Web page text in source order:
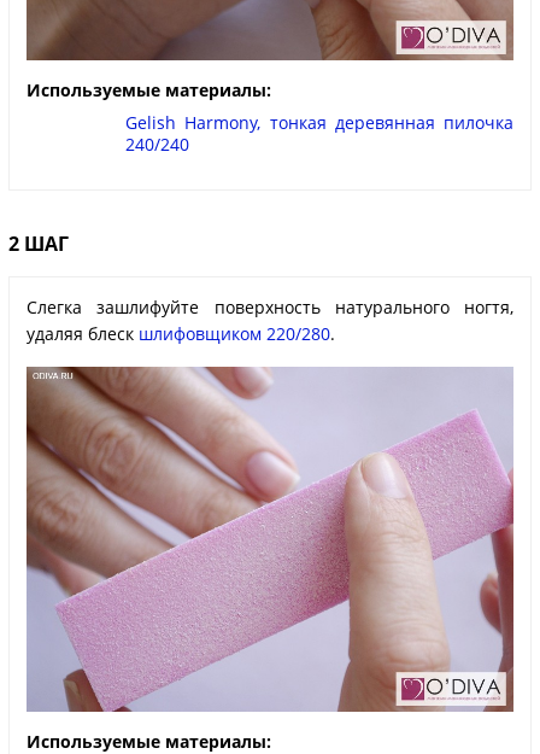
Используемые материалы:
Gelish Harmony, тонкая деревянная пилочка
240/240
2 ШАГ
Слегка зашлифуйте поверхность натурального ногтя,
удаляя блеск шлифовщиком 220/280.
Используемые материалы: